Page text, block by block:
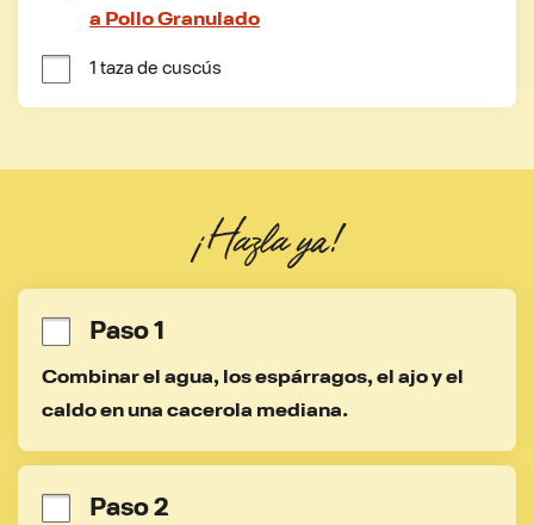
a Pollo Granulado
1 taza de cuscús
¡Hazla ya!
Paso 1
Combinar el agua, los espárragos, el ajo y el
caldo en una cacerola mediana.
Paso 2